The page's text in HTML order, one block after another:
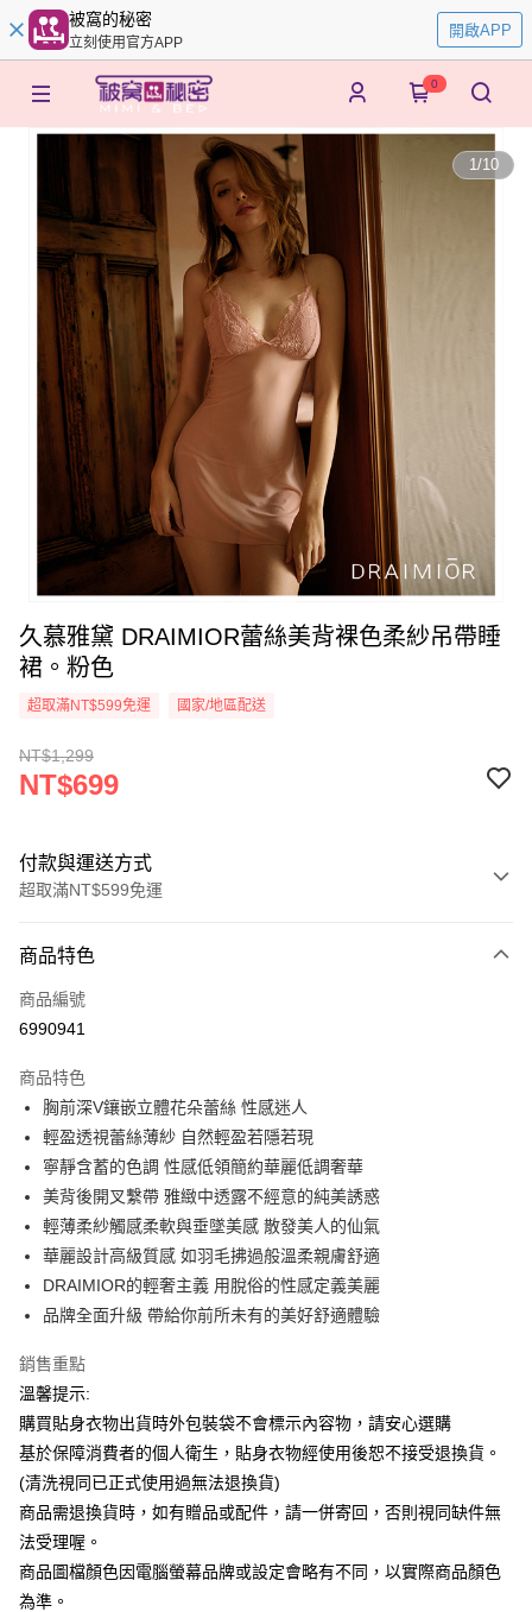
被窩的秘密
立刻使用官方APP
開啟APP
0
1/10
久慕雅黛 DRAIMIOR蕾絲美背裸色柔紗吊帶睡
裙。粉色
超取滿NT$599免運 國家/地區配送
NT$1,299
NT$699
付款與運送方式
超取滿NT$599免運
信用卡一次付款
超商取貨付款
Apple Pay
街口支付
悠遊付
ATM付款
運送方式
每筆NT$65，滿NT$599(含以上)免運費
7-11付款取貨
每筆NT$65，滿NT$599(含以上)免運費
宅配
每筆NT$80，滿NT$599(含以上)免運費
商品特色
商品編號
6990941
商品特色
胸前深V鑲嵌立體花朵蕾絲 性感迷人
輕盈透視蕾絲薄紗 自然輕盈若隱若現
寧靜含蓄的色調 性感低領簡約華麗低調奢華
美背後開叉繫帶 雅緻中透露不經意的純美誘惑
輕薄柔紗觸感柔軟與垂墜美感 散發美人的仙氣
華麗設計高級質感 如羽毛拂過般溫柔親膚舒適
DRAIMIOR的輕奢主義 用脫俗的性感定義美麗
品牌全面升級 帶給你前所未有的美好舒適體驗
銷售重點
溫馨提示:
購買貼身衣物出貨時外包裝袋不會標示內容物，請安心選購
基於保障消費者的個人衛生，貼身衣物經使用後恕不接受退換貨。
(清洗視同已正式使用過無法退換貨)
商品需退換貨時，如有贈品或配件，請一併寄回，否則視同缺件無
法受理喔。
商品圖檔顏色因電腦螢幕品牌或設定會略有不同，以實際商品顏色
為準。